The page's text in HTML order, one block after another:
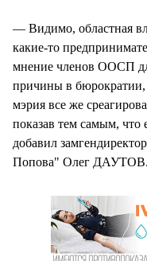
— Видимо, областная
какие-то
мнение членов ООСП
причины в бюрократии,
мэрия все же
показав тем самым,
добавил
Попова" Олег ДАУТОВ.